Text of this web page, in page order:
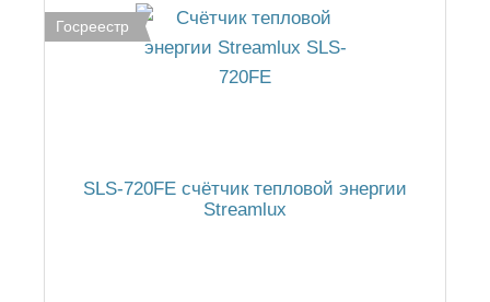
Госреестр
SLS-720FE cчётчик тепловой энергии
Streamlux